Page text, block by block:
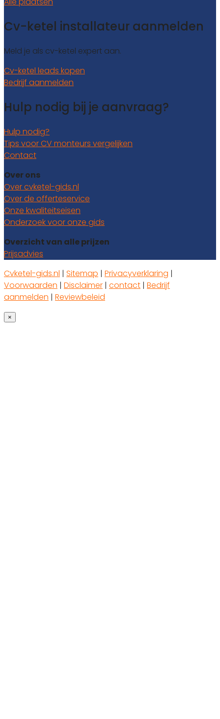
Cv-ketel installateur aanmelden
Meld je als cv-ketel expert aan.
Cv-ketel leads kopen
Bedrijf aanmelden
Hulp nodig bij je aanvraag?
Hulp nodig?
Tips voor CV monteurs vergelijken
Contact
Over ons
Over cvketel-gids.nl
Over de offerteservice
Onze kwaliteitseisen
Onderzoek voor onze gids
Overzicht van alle prijzen
Prijsadvies
Cvketel-gids.nl | Sitemap | Privacyverklaring |
Voorwaarden | Disclaimer | contact | Bedrijf
aanmelden | Reviewbeleid
×